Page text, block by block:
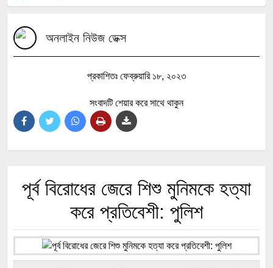
অনলাইন নিউজ ডেক্স
প্রকাশিতঃ ফেব্রুয়ারি ১৮, ২০২৩
সংবাদটি শেয়ার করে সাথে থাকুন
পূর্ব বিরোধের জেরে শিশু মুনিমকে হত্যা
করে প্রতিবেশী: পুলিশ